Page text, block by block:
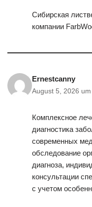
Сибирская
компании
Ernestcanny
August 5, 2026
Комплексное
диагностика
современных
обследование
диагноза,
консультации
с учетом